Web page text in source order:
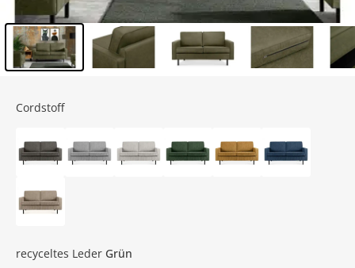
Cordstoff
recyceltes Leder Grün